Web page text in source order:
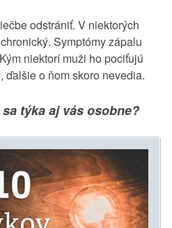
odstrániť. V niektorých
Symptómy zápalu
niektorí muži ho pociťujú
o ňom skoro nevedia.
týka aj vás osobne?